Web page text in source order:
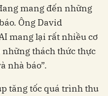
mang đến những
Ông David
mang lại rất nhiều cơ
thách thức thực
nhà báo”.
tăng tốc quá trình thu